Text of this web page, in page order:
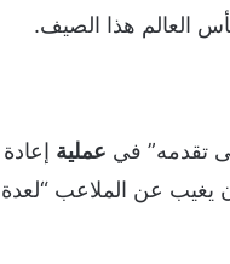
العالم هذا الصيف.
تقدمه” في عملية إعادة
يغيب عن الملاعب “لعدة